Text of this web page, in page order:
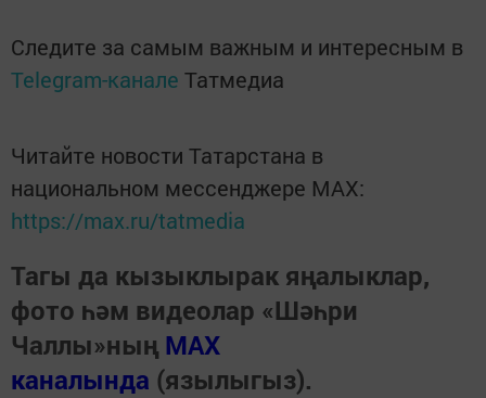
Следите за самым важным и интересным в
Telegram-канале Татмедиа
Читайте новости Татарстана в
национальном мессенджере MАХ:
https://max.ru/tatmedia
Тагы да кызыклырак яңалыклар,
фото һәм видеолар «Шәһри
Чаллы»ның MAX
каналында (язылыгыз).